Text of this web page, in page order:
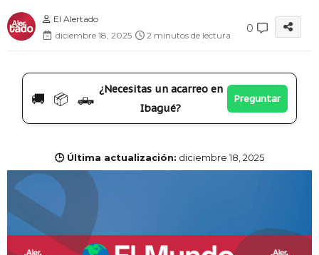
El Alertado
diciembre 18, 2025
2 minutos de lectura
0
🚚 📦 🛻
¿Necesitas un acarreo en
Ibagué?
Preguntar
🕒 Última actualización: diciembre 18, 2025